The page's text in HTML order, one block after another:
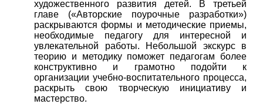
художественного развития детей. В третьей
главе («Авторские поурочные разработки»)
раскрываются формы и методические приемы,
необходимые педагогу для интересной и
увлекательной работы. Небольшой экскурс в
теорию и методику поможет педагогам более
конструктивно и грамотно подойти к
организации учебно-воспитательного процесса,
раскрыть свою творческую инициативу и
мастерство.